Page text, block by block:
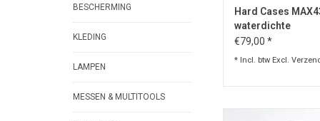
BESCHERMING
KLEDING
LAMPEN
MESSEN & MULTITOOLS
Hard Cases
waterdichte
transportkoffer
€79,00 *
* Incl. btw Excl.